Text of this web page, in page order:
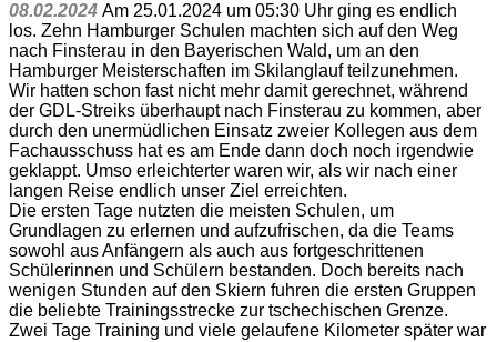
08.02.2024 Am 25.01.2024 um 05:30 Uhr ging es endlich
los. Zehn Hamburger Schulen machten sich auf den Weg
nach Finsterau in den Bayerischen Wald, um an den
Hamburger Meisterschaften im Skilanglauf teilzunehmen.
Wir hatten schon fast nicht mehr damit gerechnet, während
der GDL-Streiks überhaupt nach Finsterau zu kommen, aber
durch den unermüdlichen Einsatz zweier Kollegen aus dem
Fachausschuss hat es am Ende dann doch noch irgendwie
geklappt. Umso erleichterter waren wir, als wir nach einer
langen Reise endlich unser Ziel erreichten.
Die ersten Tage nutzten die meisten Schulen, um
Grundlagen zu erlernen und aufzufrischen, da die Teams
sowohl aus Anfängern als auch aus fortgeschrittenen
Schülerinnen und Schülern bestanden. Doch bereits nach
wenigen Stunden auf den Skiern fuhren die ersten Gruppen
die beliebte Trainingsstrecke zur tschechischen Grenze.
Zwei Tage Training und viele gelaufene Kilometer später war